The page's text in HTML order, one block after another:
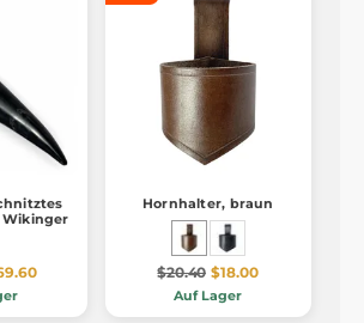
Hornhalter, braun
$20.40 $18.00
Auf Lager